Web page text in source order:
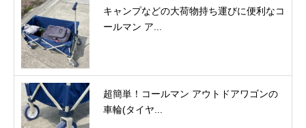
キャンプなどの大荷物持ち運びに便利なコ
ールマン ア...
超簡単！コールマン アウトドアワゴンの
車輪(タイヤ...